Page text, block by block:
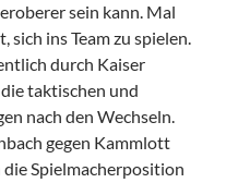
sein kann. Mal
sich ins Team zu spielen.
durch Kaiser
taktischen und
nach den Wechseln.
gegen Kammlott
Spielmacherposition